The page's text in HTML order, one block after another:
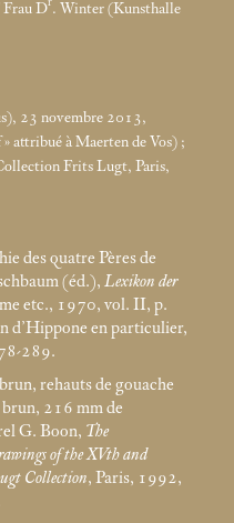
Frau D . Winter (Kunsthalle
23 novembre 2013,
» attribué à Maerten de Vos) ;
Frits Lugt, Paris,
des quatre Pères de
(éd.), Lexikon der
etc., 1970, vol. II, p.
d’Hippone en particulier,
289.
rehauts de gouache
brun, 216 mm de
G. Boon, The
of the XVth and
Collection, Paris, 1992,